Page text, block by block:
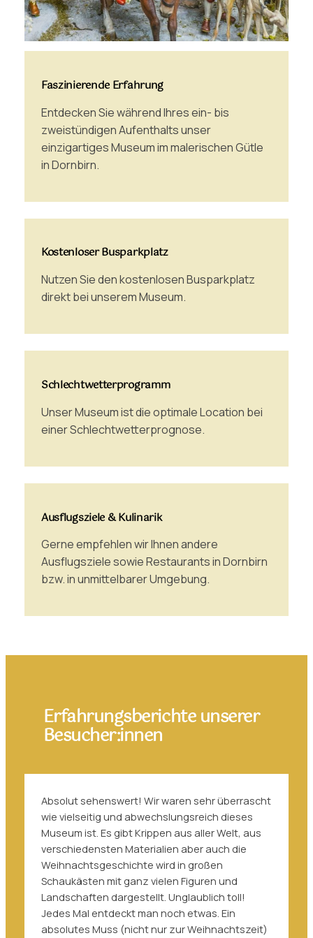
Faszinierende Erfahrung
Entdecken Sie während Ihres ein- bis
zweistündigen Aufenthalts unser
einzigartiges Museum im malerischen Gütle
in Dornbirn.
Kostenloser Busparkplatz
Nutzen Sie den kostenlosen Busparkplatz
direkt bei unserem Museum.
Schlechtwetterprogramm
Unser Museum ist die optimale Location bei
einer Schlechtwetterprognose.
Ausflugsziele & Kulinarik
Gerne empfehlen wir Ihnen andere
Ausflugsziele sowie Restaurants in Dornbirn
bzw. in unmittelbarer Umgebung.
Erfahrungsberichte unserer
Besucher:innen
Absolut sehenswert! Wir waren sehr überrascht
wie vielseitig und abwechslungsreich dieses
Museum ist. Es gibt Krippen aus aller Welt, aus
verschiedensten Materialien aber auch die
Weihnachtsgeschichte wird in großen
Schaukästen mit ganz vielen Figuren und
Landschaften dargestellt. Unglaublich toll!
Jedes Mal entdeckt man noch etwas. Ein
absolutes Muss (nicht nur zur Weihnachtszeit)